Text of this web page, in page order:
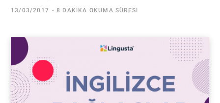
13/03/2017 8 DAKIKA OKUMA SÜRESI